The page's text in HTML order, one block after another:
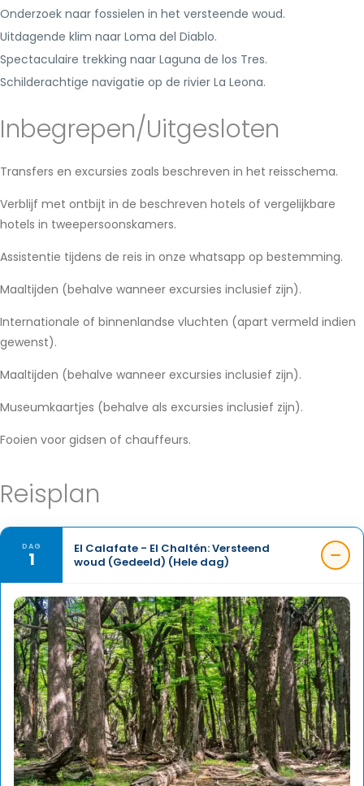
Onderzoek naar fossielen in het versteende woud.
Uitdagende klim naar Loma del Diablo.
Spectaculaire trekking naar Laguna de los Tres.
Schilderachtige navigatie op de rivier La Leona.
Inbegrepen/Uitgesloten
Transfers en excursies zoals beschreven in het reisschema.
Verblijf met ontbijt in de beschreven hotels of vergelijkbare
hotels in tweepersoonskamers.
Assistentie tijdens de reis in onze whatsapp op bestemming.
Maaltijden (behalve wanneer excursies inclusief zijn).
Internationale of binnenlandse vluchten (apart vermeld indien
gewenst).
Maaltijden (behalve wanneer excursies inclusief zijn).
Museumkaartjes (behalve als excursies inclusief zijn).
Fooien voor gidsen of chauffeurs.
Reisplan
DAG
1
El Calafate - El Chaltén: Versteend
woud (Gedeeld) (Hele dag)